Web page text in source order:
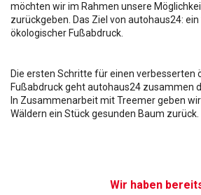
möchten wir im Rahmen unsere
zurückgeben. Das Ziel von autohaus24:
ökologischer Fußabdruck.
Die ersten Schritte für einen verbesserten
Fußabdruck geht autohaus24 zusammen
In Zusammenarbeit mit Treemer geben
Wäldern ein Stück gesunden Baum zurück.
Wir haben